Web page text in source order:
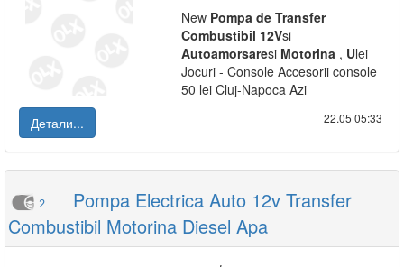
New Pompa de Transfer
Combustibil 12Vsi
Autoamorsaresi Motorina , Ulei
Jocuri - Console Accesorii console
50 lei Cluj-Napoca Azi
Детали...
22.05|05:33
2
Pompa Electrica Auto 12v Transfer
Combustibil Motorina Diesel Apa